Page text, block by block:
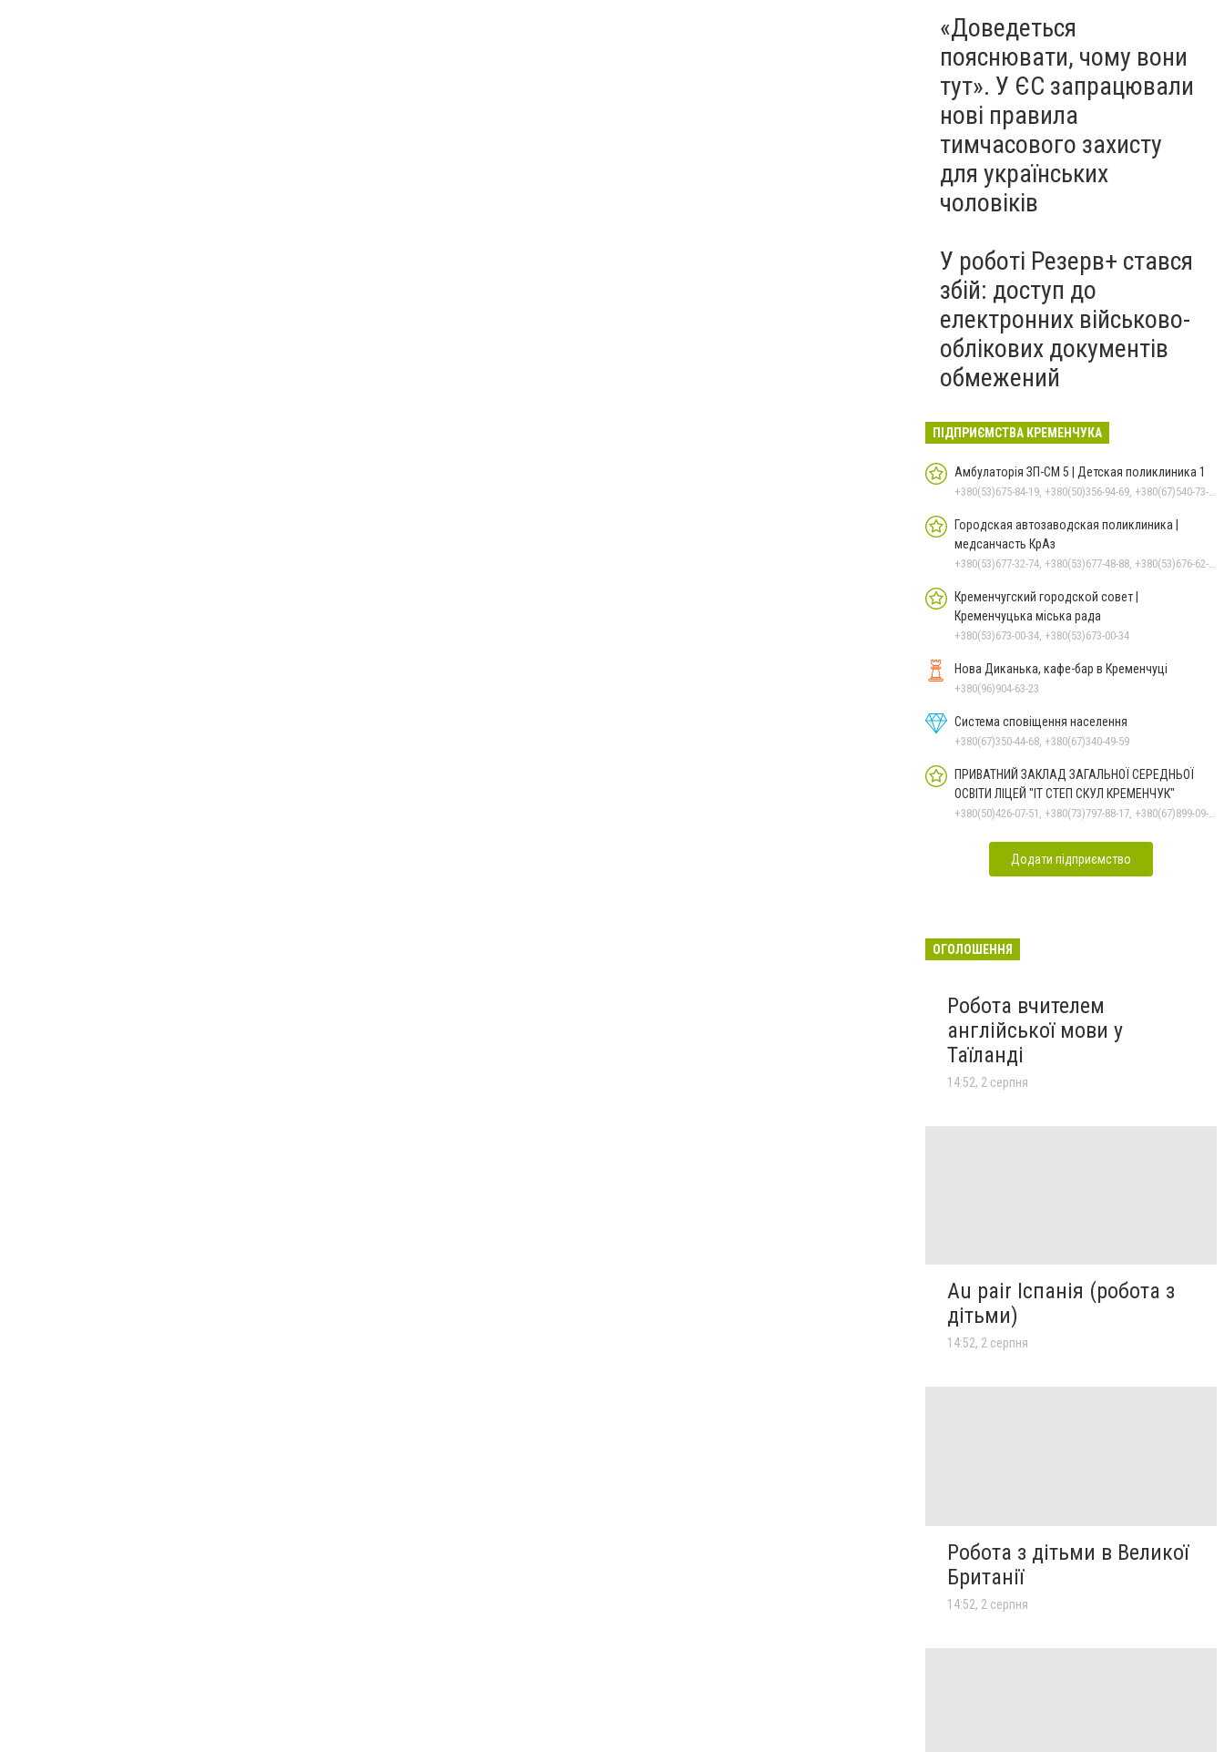
«Доведеться
пояснювати, чому вони
тут». У ЄС запрацювали
нові правила
тимчасового захисту
для українських
чоловіків
У роботі Резерв+ стався
збій: доступ до
електронних військово-
облікових документів
обмежений
ПІДПРИЄМСТВА КРЕМЕНЧУКА
Амбулаторія ЗП-СМ 5 | Детская поликлиника 1
+380(53)675-84-19, +380(50)356-94-69, +380(67)540-73-87
Городская автозаводская поликлиника |
медсанчасть КрАз
+380(53)677-32-74, +380(53)677-48-88, +380(53)676-62-99, +380536766187
Кременчугский городской совет |
Кременчуцька міська рада
+380(53)673-00-34, +380(53)673-00-34
Нова Диканька, кафе-бар в Кременчуці
+380(96)904-63-23
Система сповіщення населення
+380(67)350-44-68, +380(67)340-49-59
ПРИВАТНИЙ ЗАКЛАД ЗАГАЛЬНОЇ СЕРЕДНЬОЇ
ОСВІТИ ЛІЦЕЙ "ІТ СТЕП СКУЛ КРЕМЕНЧУК"
+380(50)426-07-51, +380(73)797-88-17, +380(67)899-09-16
Додати підприємство
ОГОЛОШЕННЯ
Робота вчителем
англійської мови у
Таїланді
14:52, 2 серпня
Au pair Іспанія (робота з
дітьми)
14:52, 2 серпня
Робота з дітьми в Великої
Британії
14:52, 2 серпня